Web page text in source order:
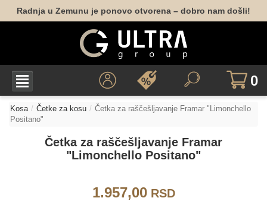
Radnja u Zemunu je ponovo otvorena – dobro nam došli!
0
Kosa Četke za kosu
Četka za raščešljavanje Framar "Limonchello
Positano"
Četka za raščešljavanje Framar
"Limonchello Positano"
1.957,00RSD